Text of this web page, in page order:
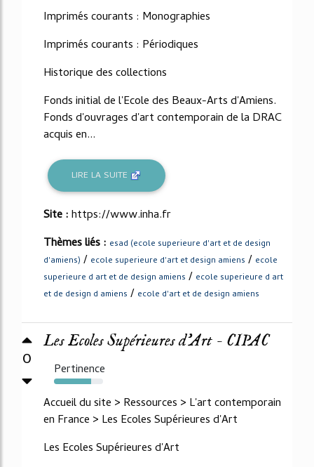
Imprimés courants : Monographies
Imprimés courants : Périodiques
Historique des collections
Fonds initial de l'Ecole des Beaux-Arts d'Amiens.
Fonds d'ouvrages d'art contemporain de la DRAC
acquis en...
LIRE LA SUITE
Site :https://www.inha.fr
Thèmes liés : esad (ecole superieure d'art et de design
d'amiens) / ecole superieure d'art et design amiens / ecole
superieure d art et de design amiens / ecole superieure d art
et de design d amiens / ecole d'art et de design amiens
0
Les Ecoles Supérieures d'Art - CIPAC
Pertinence
75%
Accueil du site > Ressources > L'art contemporain
en France > Les Ecoles Supérieures d'Art
Les Ecoles Supérieures d'Art